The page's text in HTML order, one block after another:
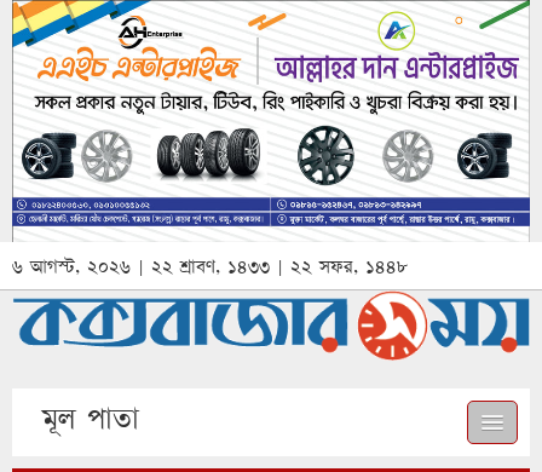
৬ আগস্ট, ২০২৬ | ২২ শ্রাবণ, ১৪৩৩ | ২২ সফর, ১৪৪৮
মূল পাতা